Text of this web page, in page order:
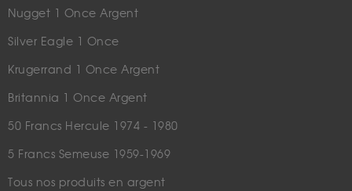
Nugget 1 Once Argent
Silver Eagle 1 Once
Krugerrand 1 Once Argent
Britannia 1 Once Argent
50 Francs Hercule 1974 - 1980
5 Francs Semeuse 1959-1969
Tous nos produits en argent